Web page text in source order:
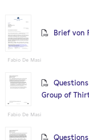
Brief von
Fabio De Masi
Group of
Fabio De Masi